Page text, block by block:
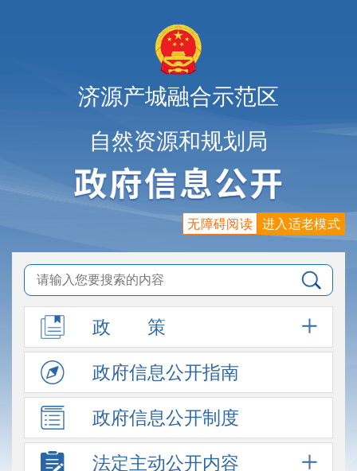
济源产城融合示范区
自然资源和规划局
进入适老模式
无障碍阅读
政 策
政府信息公开指南
政府信息公开制度
法定主动公开内容